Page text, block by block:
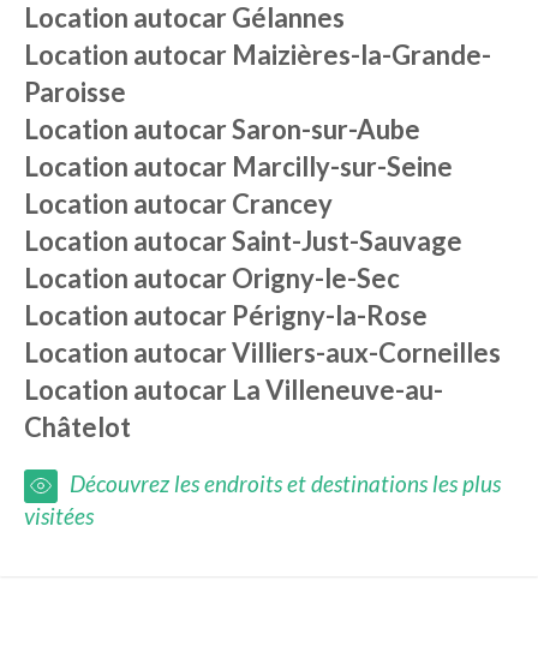
Location autocarGélannes
Location autocar Maizières-la-Grande-
Paroisse
Location autocarSaron-sur-Aube
Location autocar Marcilly-sur-Seine
Location autocarCrancey
Location autocarSaint-Just-Sauvage
Location autocarOrigny-le-Sec
Location autocar Périgny-la-Rose
Location autocarVilliers-aux-Corneilles
Location autocar La Villeneuve-au-
Châtelot
Découvrez les endroits et destinations les plus
visitées